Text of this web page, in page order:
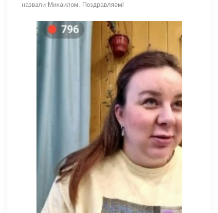
назвали Михаилом. Поздравляем!